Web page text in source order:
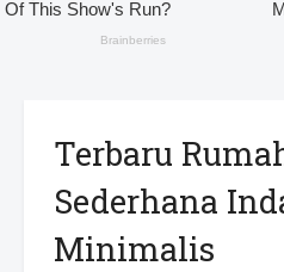
Terbaru
Sederhana
Minimalis